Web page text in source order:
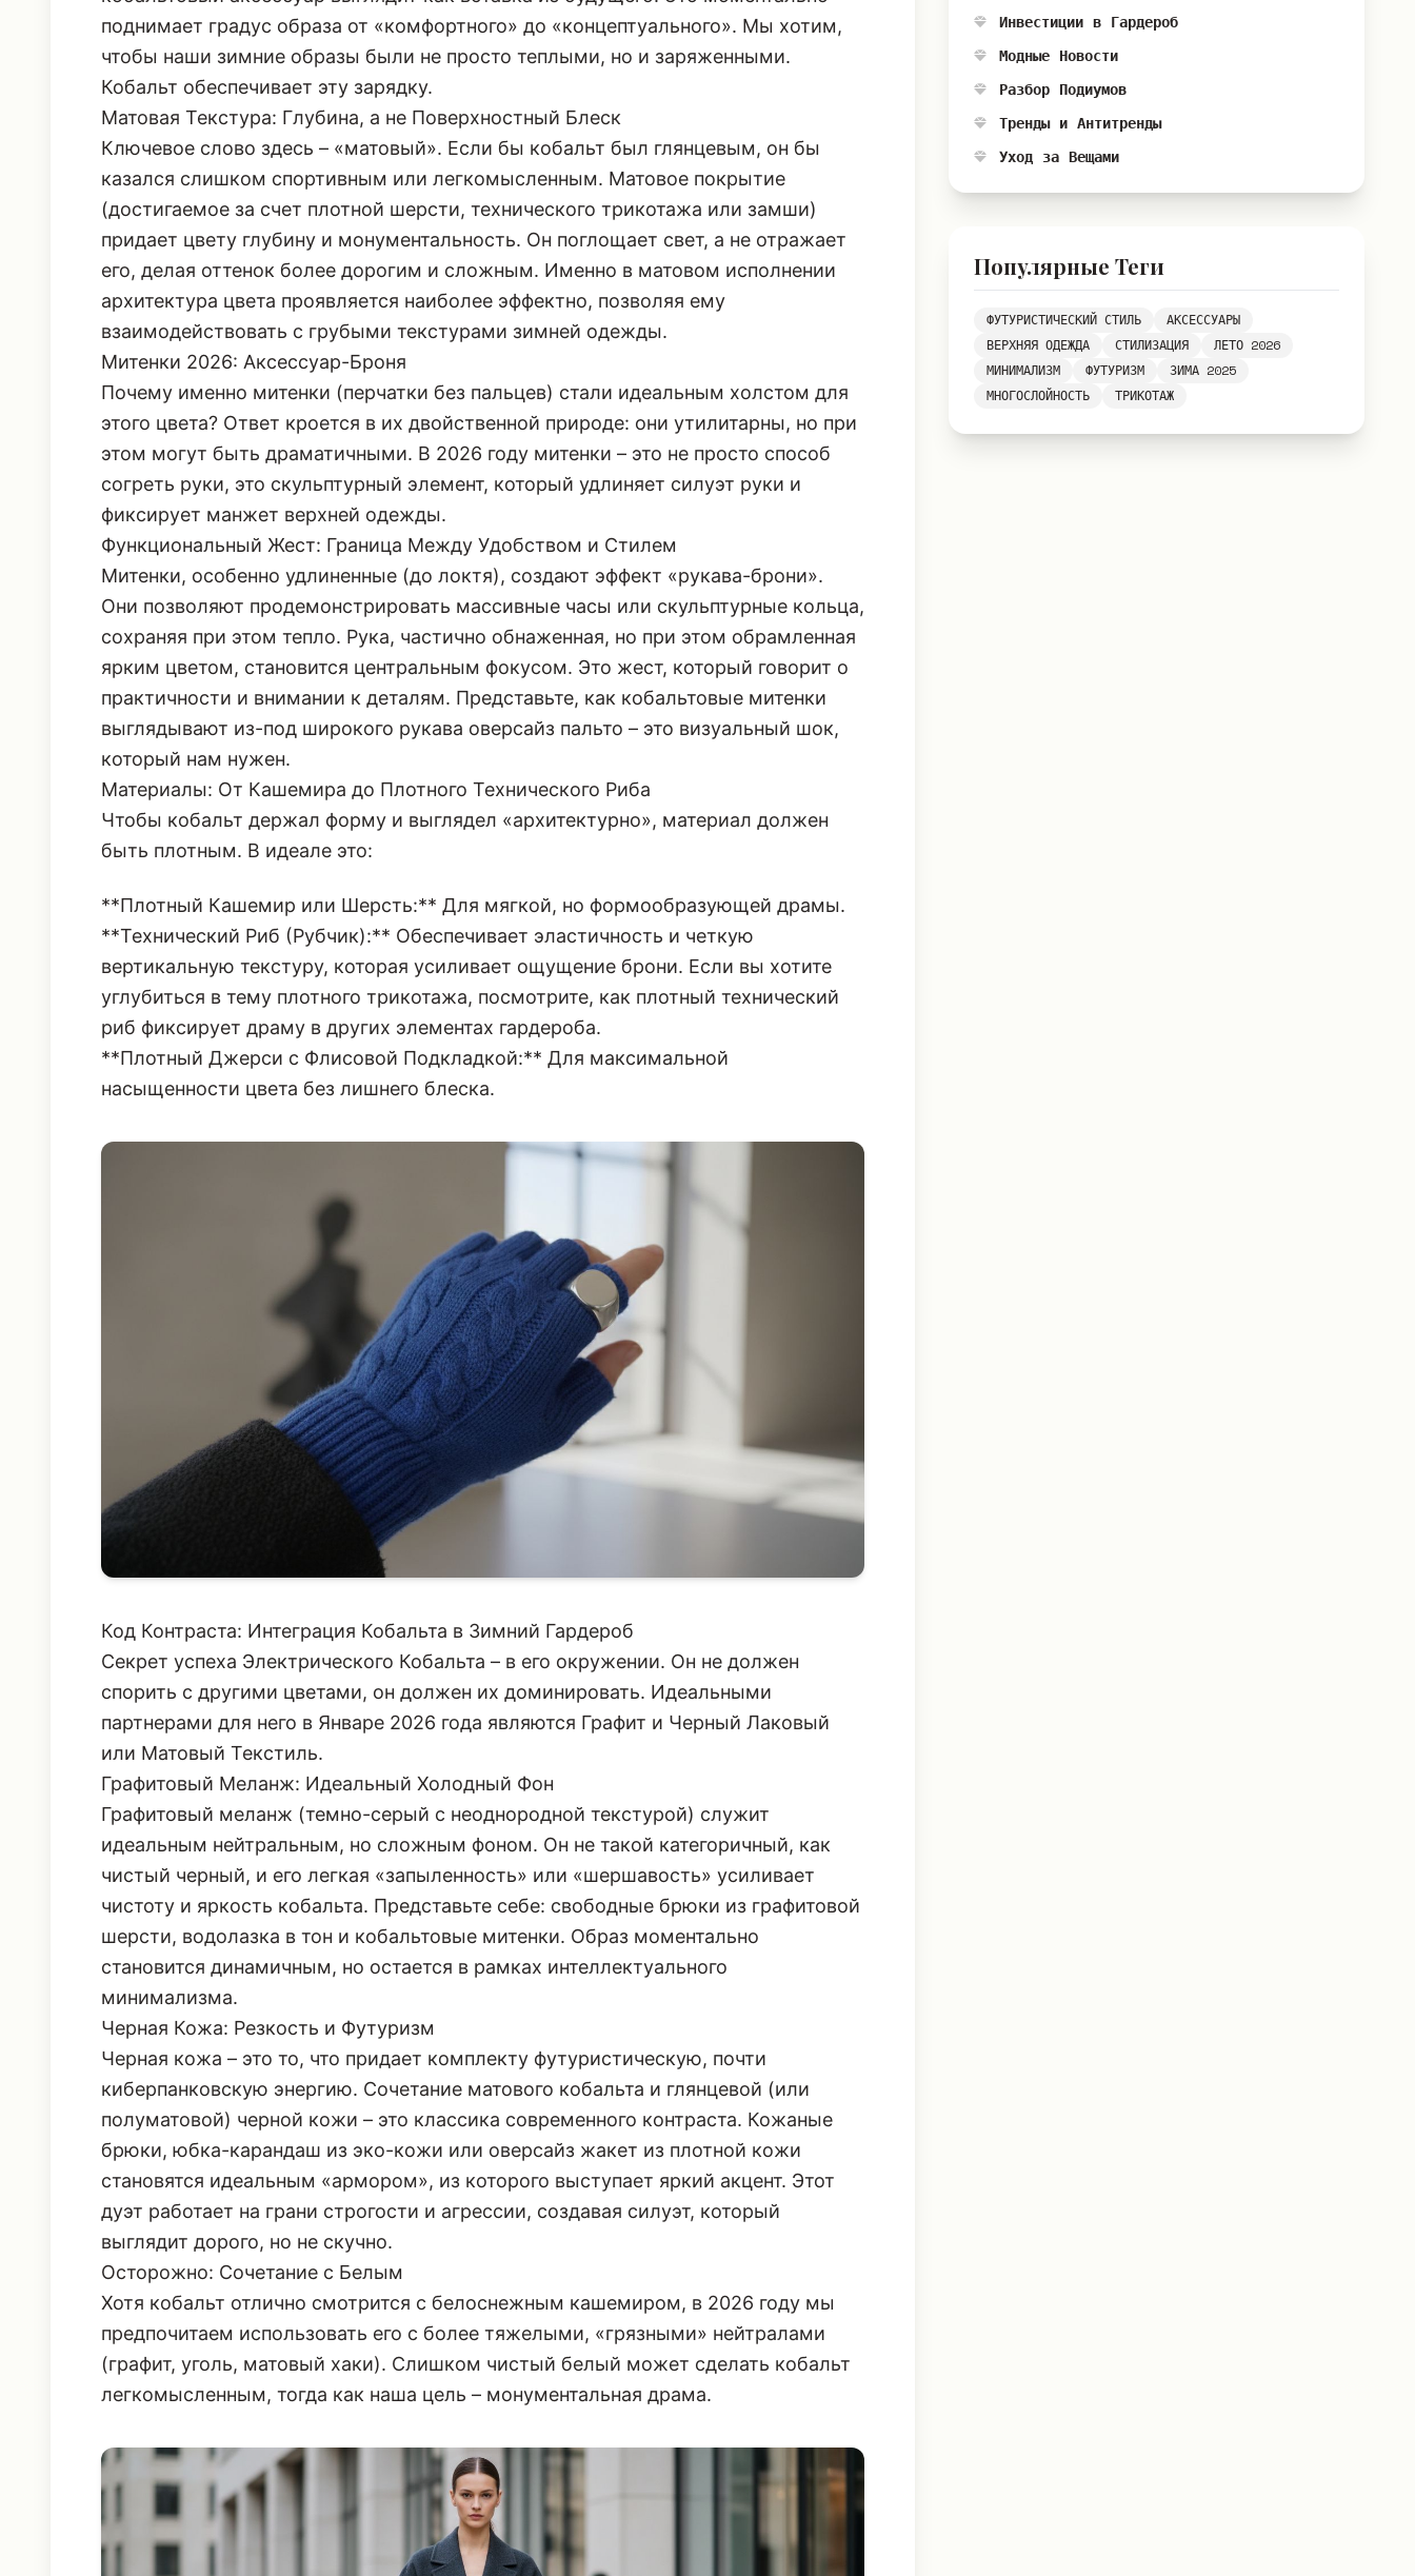
создать диссонанс. На фоне плотной шерсти, каракуля или кашемира,
кобальтовый аксессуар выглядит как вставка из будущего. Это моментально
поднимает градус образа от «комфортного» до «концептуального». Мы хотим,
чтобы наши зимние образы были не просто теплыми, но и заряженными.
Кобальт обеспечивает эту зарядку.
Матовая Текстура: Глубина, а не Поверхностный Блеск
Ключевое слово здесь – «матовый». Если бы кобальт был глянцевым, он бы
казался слишком спортивным или легкомысленным. Матовое покрытие
(достигаемое за счет плотной шерсти, технического трикотажа или замши)
придает цвету глубину и монументальность. Он поглощает свет, а не отражает
его, делая оттенок более дорогим и сложным. Именно в матовом исполнении
архитектура цвета
проявляется наиболее эффектно, позволяя ему
взаимодействовать с грубыми текстурами зимней одежды.
Митенки 2026: Аксессуар-Броня
Почему именно митенки (перчатки без пальцев) стали идеальным холстом для
этого цвета? Ответ кроется в их двойственной природе: они утилитарны, но при
этом могут быть драматичными. В 2026 году митенки – это не просто способ
согреть руки, это скульптурный элемент, который удлиняет силуэт руки и
фиксирует манжет верхней одежды.
Функциональный Жест: Граница Между Удобством и Стилем
Митенки, особенно удлиненные (до локтя), создают эффект «рукава-брони».
Они позволяют продемонстрировать массивные часы или скульптурные кольца,
сохраняя при этом тепло. Рука, частично обнаженная, но при этом обрамленная
ярким цветом, становится центральным фокусом. Это жест, который говорит о
практичности и внимании к деталям. Представьте, как кобальтовые митенки
выглядывают из-под широкого рукава оверсайз пальто – это визуальный шок,
который нам нужен.
Материалы: От Кашемира до Плотного Технического Риба
быть плотным. В идеале это:
**Плотный Кашемир или Шерсть:** Для мягкой, но формообразующей драмы.
**Технический Риб (Рубчик):** Обеспечивает эластичность и четкую
вертикальную текстуру, которая усиливает ощущение брони. Если вы хотите
углубиться в тему плотного трикотажа, посмотрите, как
плотный технический
в других элементах гардероба.
насыщенности цвета без лишнего блеска.
Секрет успеха Электрического Кобальта – в его окружении. Он не должен
спорить с другими цветами, он должен их доминировать. Идеальными
партнерами для него в Январе 2026 года являются Графит и Черный Лаковый
или Матовый Текстиль.
Графитовый Меланж: Идеальный Холодный Фон
Графитовый меланж (темно-серый с неоднородной текстурой) служит
идеальным нейтральным, но сложным фоном. Он не такой категоричный, как
чистый черный, и его легкая «запыленность» или «шершавость» усиливает
становится динамичным, но остается в рамках интеллектуального
минимализма.
Черная Кожа: Резкость и Футуризм
Черная кожа – это то, что придает комплекту футуристическую, почти
киберпанковскую энергию. Сочетание матового кобальта и глянцевой (или
полуматовой) черной кожи – это классика современного контраста. Кожаные
брюки, юбка-карандаш из эко-кожи или оверсайз жакет из плотной кожи
дуэт работает на грани строгости и агрессии, создавая силуэт, который
выглядит дорого, но не скучно.
Хотя кобальт отлично смотрится с белоснежным кашемиром, в 2026 году мы
легкомысленным, тогда как наша цель – монументальная драма.
Инвестиции в Гардероб
Модные Новости
Разбор Подиумов
Тренды и Антитренды
Уход за Вещами
Популярные Теги
ФУТУРИСТИЧЕСКИЙ СТИЛЬ
АКСЕССУАРЫ
ВЕРХНЯЯ ОДЕЖДА
СТИЛИЗАЦИЯ
ЛЕТО 2026
МИНИМАЛИЗМ
ФУТУРИЗМ
ЗИМА 2025
МНОГОСЛОЙНОСТЬ
ТРИКОТАЖ